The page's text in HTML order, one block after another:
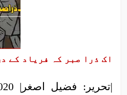
اک ذرا صبر کہ فریاد کے